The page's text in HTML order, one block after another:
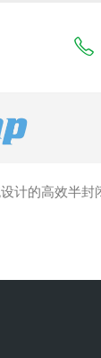
计的高效半封